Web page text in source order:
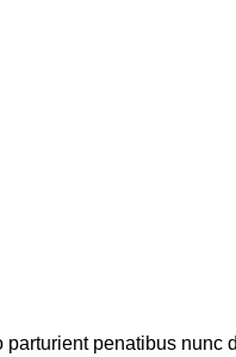
penatibus